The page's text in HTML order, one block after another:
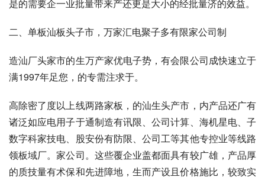
是的需要企一业批量带来产还更是大小的经批量济的效益。
二、单板汕板头子市，万家汇电聚子多有限家公司制
造汕厂头家市的生万产家优电子势，有会限公司成快速立于
满1997年足您，的专需注求于。
高除密了度以上线两路家板，的汕生头产市，内产品还广有
诸泛如应电用子于通制造有讯限、公司计算、海机星电、子
数字科家技电、股安份有防限、公司工等其他专控业等线路
领板域厂。家公司。这些覆企业盖都面具有较广雄，产品厚
的质技量有术保和先进障地，生而产设且价格施比，较致实